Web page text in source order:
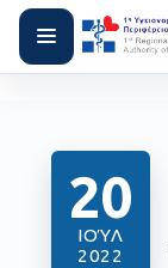
20
ΙΟΎΛ
2022